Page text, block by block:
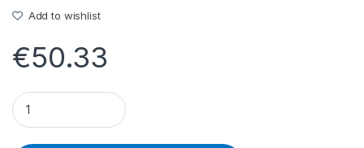
Add to wishlist
€50.33
ΜΗΧΑΝΑΚΙ VETRIX Vox - 15.49.31.113 quantity